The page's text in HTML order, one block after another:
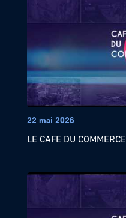
22 mai 2026
LE CAFE DU